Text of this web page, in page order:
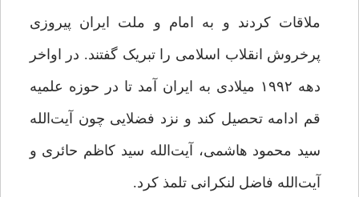
ملاقات کردند و به امام و ملت ایران پیروزی
پرخروش انقلاب اسلامی را تبریک گفتند. در اواخر
دهه ۱۹۹۲ میلادی به ایران آمد تا در حوزه علمیه
قم ادامه تحصیل کند و نزد فضلایی چون آیت‌الله
سید محمود هاشمی، آیت‌الله سید کاظم حائری و
آیت‌الله فاضل لنکرانی تلمذ کرد.